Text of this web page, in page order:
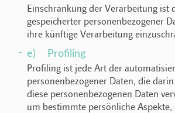
Einschränkung der Verarbeitung ist
gespeicherter personenbezogener
ihre künftige Verarbeitung
e) Profiling
Profiling ist jede Art der
personenbezogener Daten, die
diese personenbezogenen Daten
um bestimmte persönliche Aspekte,